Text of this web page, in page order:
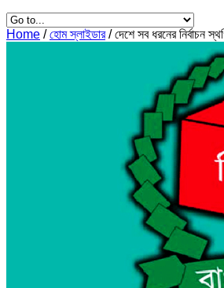
Home /হোম স্লাইডার/দেশে সব ধরনের নির্বাচন